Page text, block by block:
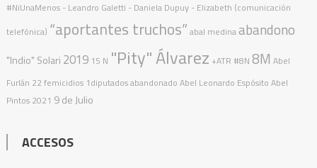
#NiUnaMenos - Leandro Galetti - Daniela Dupuy - Elizabeth (comunicación
telefónica) “aportantes truchos” abal medinaabandono
"Indio" Solari 2019 15 N "Pity" Álvarez +ATR #8N 8M Abel
Furlán 22 femicidios 1diputadosabandonado Abel Leonardo Espósito Abel
Pintos 2021 9 de Julio
ACCESOS